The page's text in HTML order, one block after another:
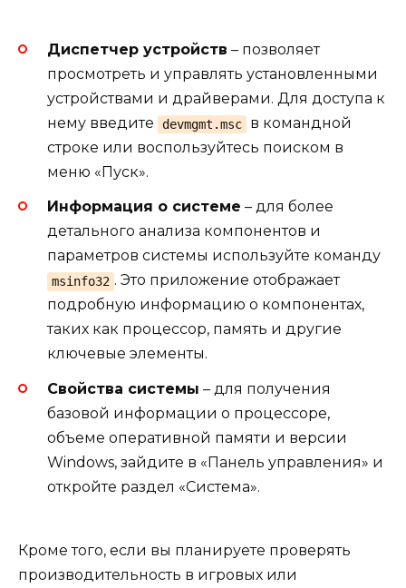
Диспетчер устройств – позволяет
просмотреть и управлять установленными
устройствами и драйверами. Для доступа к
нему введите
devmgmt.msc
в командной
строке или воспользуйтесь поиском в
меню «Пуск».
Информация о системе – для более
детального анализа компонентов и
параметров системы используйте команду
msinfo32 . Это приложение отображает
подробную информацию о компонентах,
таких как процессор, память и другие
ключевые элементы.
Свойства системы – для получения
базовой информации о процессоре,
объеме оперативной памяти и версии
Windows, зайдите в «Панель управления» и
откройте раздел «Система».
Кроме того, если вы планируете проверять
производительность в игровых или